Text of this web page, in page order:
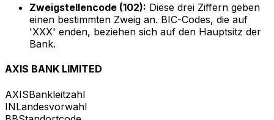
Zweigstellencode (102): Diese drei Ziffern geben
einen bestimmten Zweig an. BIC-Codes, die auf
'XXX' enden, beziehen sich auf den Hauptsitz der
Bank.
AXIS BANK LIMITED
AXISBankleitzahl
INLandesvorwahl